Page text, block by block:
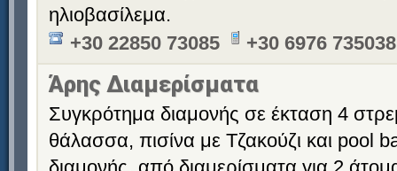
ηλιοβασίλεμα.
+30 22850 73085
+30 6976 735038
Άρης Διαμερίσματα
Συγκρότημα διαμονής σε έκταση 4
θάλασσα, πισίνα με Τζακούζι και pool